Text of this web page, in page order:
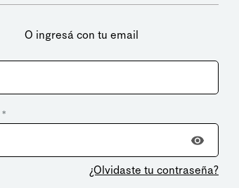
O ingresá con tu email
*
¿Olvidaste tu contraseña?